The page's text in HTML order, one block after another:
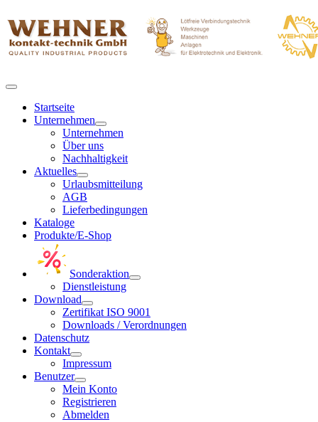
Startseite
Unternehmen
Unternehmen
Über uns
Nachhaltigkeit
Aktuelles
Urlaubsmitteilung
AGB
Lieferbedingungen
Kataloge
Produkte/E-Shop
Sonderaktion
Dienstleistung
Download
Zertifikat ISO 9001
Downloads / Verordnungen
Datenschutz
Kontakt
Impressum
Benutzer
Mein Konto
Registrieren
Abmelden